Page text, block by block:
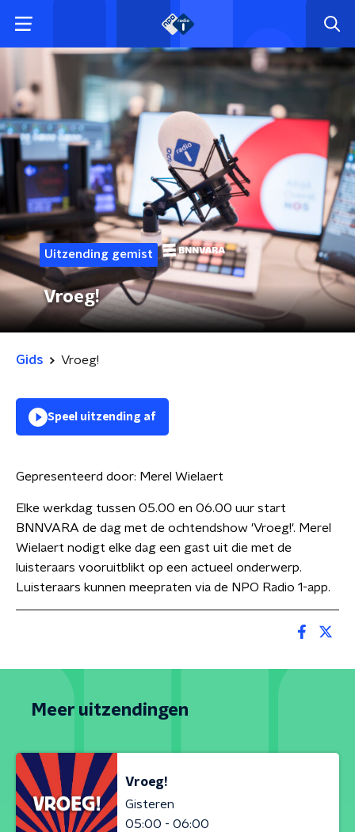
Uitzending gemist
Vroeg!
Gids Vroeg!
Speel uitzending af
Gepresenteerd door: Merel Wielaert
Elke werkdag tussen 05.00 en 06.00 uur start
BNNVARA de dag met de ochtendshow 'Vroeg!'. Merel
Wielaert nodigt elke dag een gast uit die met de
luisteraars vooruitblikt op een actueel onderwerp.
Luisteraars kunnen meepraten via de NPO Radio 1-app.
Meer uitzendingen
Vroeg!
Gisteren
05:00 - 06:00